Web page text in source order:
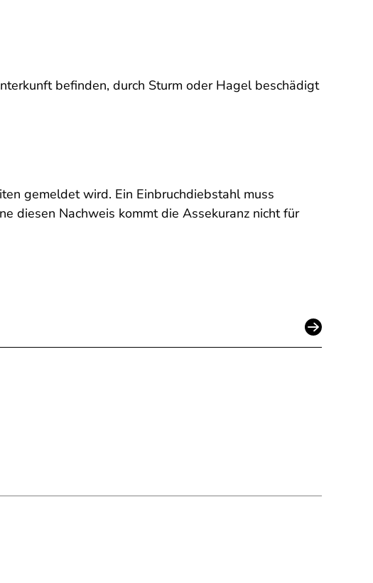
befinden, durch Sturm oder Hagel beschädigt
gemeldet wird. Ein Einbruchdiebstahl muss
diesen Nachweis kommt die Assekuranz nicht für